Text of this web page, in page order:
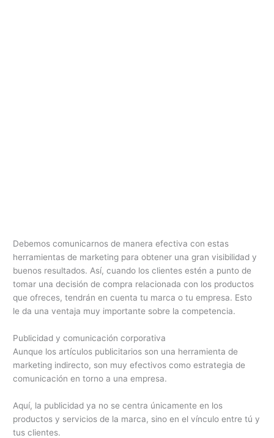
Debemos comunicarnos de manera efectiva con estas
herramientas de marketing para obtener una gran visibilidad y
buenos resultados. Así, cuando los clientes estén a punto de
tomar una decisión de compra relacionada con los productos
que ofreces, tendrán en cuenta tu marca o tu empresa. Esto
le da una ventaja muy importante sobre la competencia.
Publicidad y comunicación corporativa
Aunque los artículos publicitarios son una herramienta de
marketing indirecto, son muy efectivos como estrategia de
comunicación en torno a una empresa.
Aquí, la publicidad ya no se centra únicamente en los
productos y servicios de la marca, sino en el vínculo entre tú y
tus clientes.